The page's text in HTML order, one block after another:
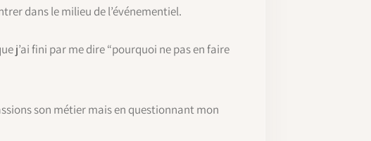
dans le milieu de l’événementiel.
j’ai fini par me dire “pourquoi ne pas en faire
son métier mais en questionnant mon